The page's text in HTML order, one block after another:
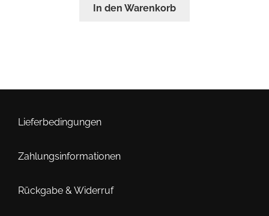
In den Warenkorb
Lieferbedingungen
Zahlungsinformationen
Rückgabe & Widerruf